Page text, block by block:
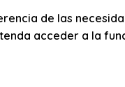
de las
acceder a la